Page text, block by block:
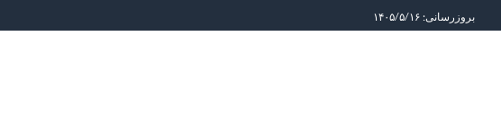
بروزرسانی: ۱۴۰۵/۵/۱۶